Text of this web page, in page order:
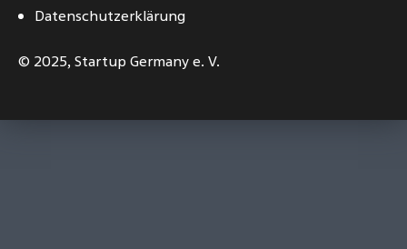
Datenschutzerklärung
© 2025,Startup Germany e. V.